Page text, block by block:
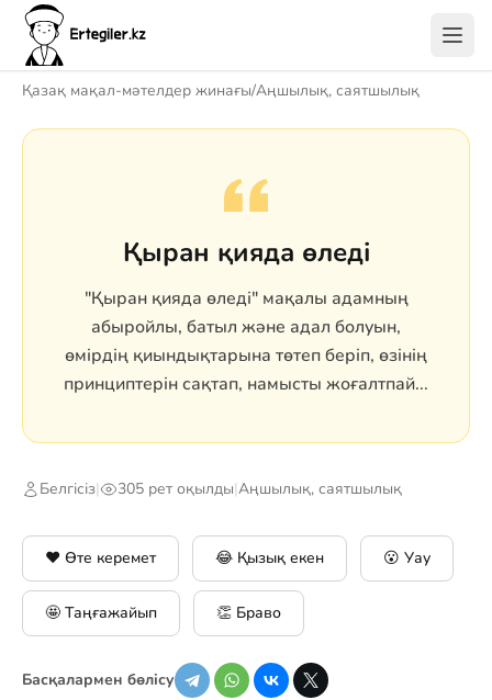
Қазақ мақал-мәтелдер жинағы/Аңшылық, саятшылық
Қыран қияда өледі
"Қыран қияда өледі" мақалы адамның
абыройлы, батыл және адал болуын,
өмірдің қиындықтарына төтеп беріп, өзінің
принциптерін сақтап, намысты жоғалтпай...
Белгісіз| 305 рет оқылды|Аңшылық, саятшылық
❤️ Өте керемет 😂 Қызық екен 😮 Уау
🤩 Таңғажайып 👏 Браво
Басқалармен бөлісу